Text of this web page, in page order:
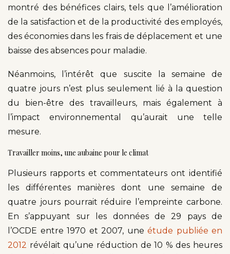
montré des bénéfices clairs, tels que l’amélioration
de la satisfaction et de la productivité des employés,
des économies dans les frais de déplacement et une
baisse des absences pour maladie.
Néanmoins, l’intérêt que suscite la semaine de
quatre jours n’est plus seulement lié à la question
du bien-être des travailleurs, mais également à
l’impact environnemental qu’aurait une telle
mesure.
Travailler moins, une aubaine pour le climat
Plusieurs rapports et commentateurs ont identifié
les différentes manières dont une semaine de
quatre jours pourrait réduire l’empreinte carbone.
En s’appuyant sur les données de 29 pays de
l’OCDE entre 1970 et 2007, une étude publiée en
2012 révélait qu’une réduction de 10 % des heures